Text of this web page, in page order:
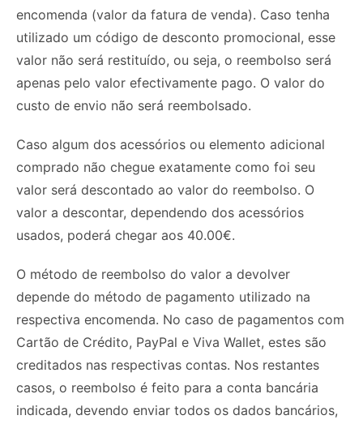
encomenda (valor da fatura de venda). Caso tenha
utilizado um código de desconto promocional, esse
valor não será restituído, ou seja, o reembolso será
apenas pelo valor efectivamente pago. O valor do
custo de envio não será reembolsado.
Caso algum dos acessórios ou elemento adicional
comprado não chegue exatamente como foi seu
valor será descontado ao valor do reembolso. O
valor a descontar, dependendo dos acessórios
usados, poderá chegar aos 40.00€.
O método de reembolso do valor a devolver
depende do método de pagamento utilizado na
respectiva encomenda. No caso de pagamentos com
Cartão de Crédito, PayPal e Viva Wallet, estes são
creditados nas respectivas contas. Nos restantes
casos, o reembolso é feito para a conta bancária
indicada, devendo enviar todos os dados bancários,